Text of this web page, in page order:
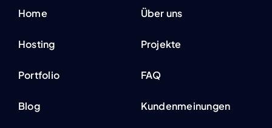
Home
Hosting
Portfolio
Blog
Über uns
Projekte
FAQ
Kundenmeinungen